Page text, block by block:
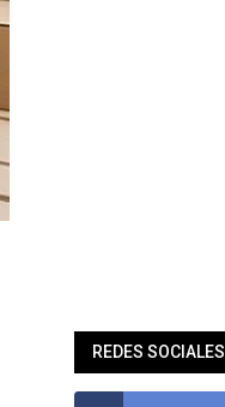
REDES SOCIALES